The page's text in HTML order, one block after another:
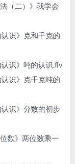
（二）》我学会
识》克和千克的
识》吨的认识.flv
识》克千克吨的
识》分数的初步
数》两位数乘一